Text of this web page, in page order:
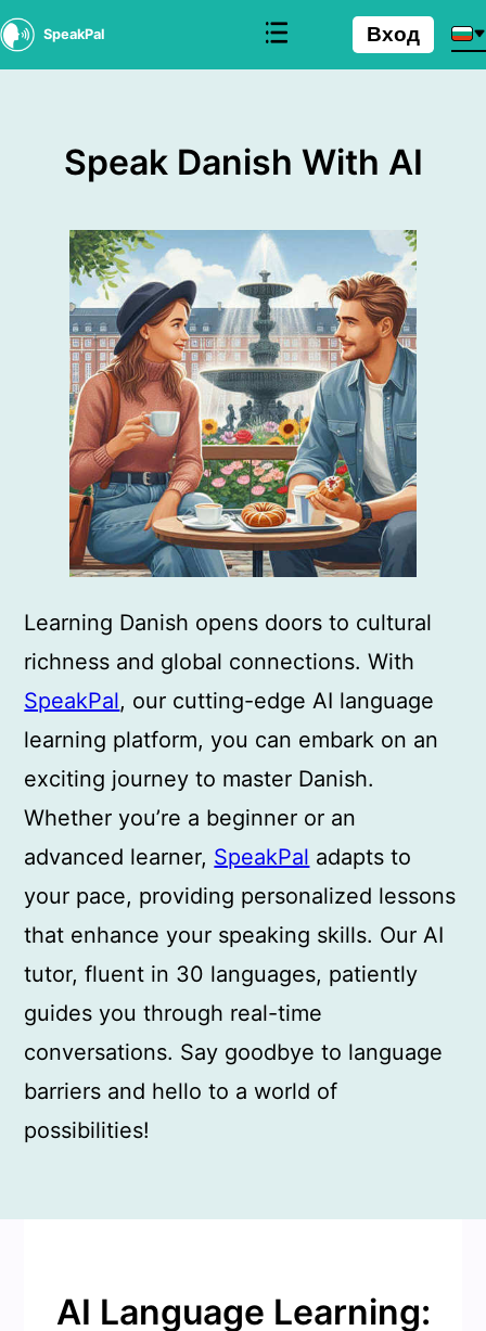
SpeakPal Вход
Speak Danish With AI
Learning Danish opens doors to cultural
richness and global connections. With
SpeakPal, our cutting-edge AI language
learning platform, you can embark on an
exciting journey to master Danish.
Whether you’re a beginner or an
advanced learner, SpeakPal adapts to
your pace, providing personalized lessons
that enhance your speaking skills. Our AI
tutor, fluent in 30 languages, patiently
guides you through real-time
conversations. Say goodbye to language
barriers and hello to a world of
possibilities!
AI Language Learning: